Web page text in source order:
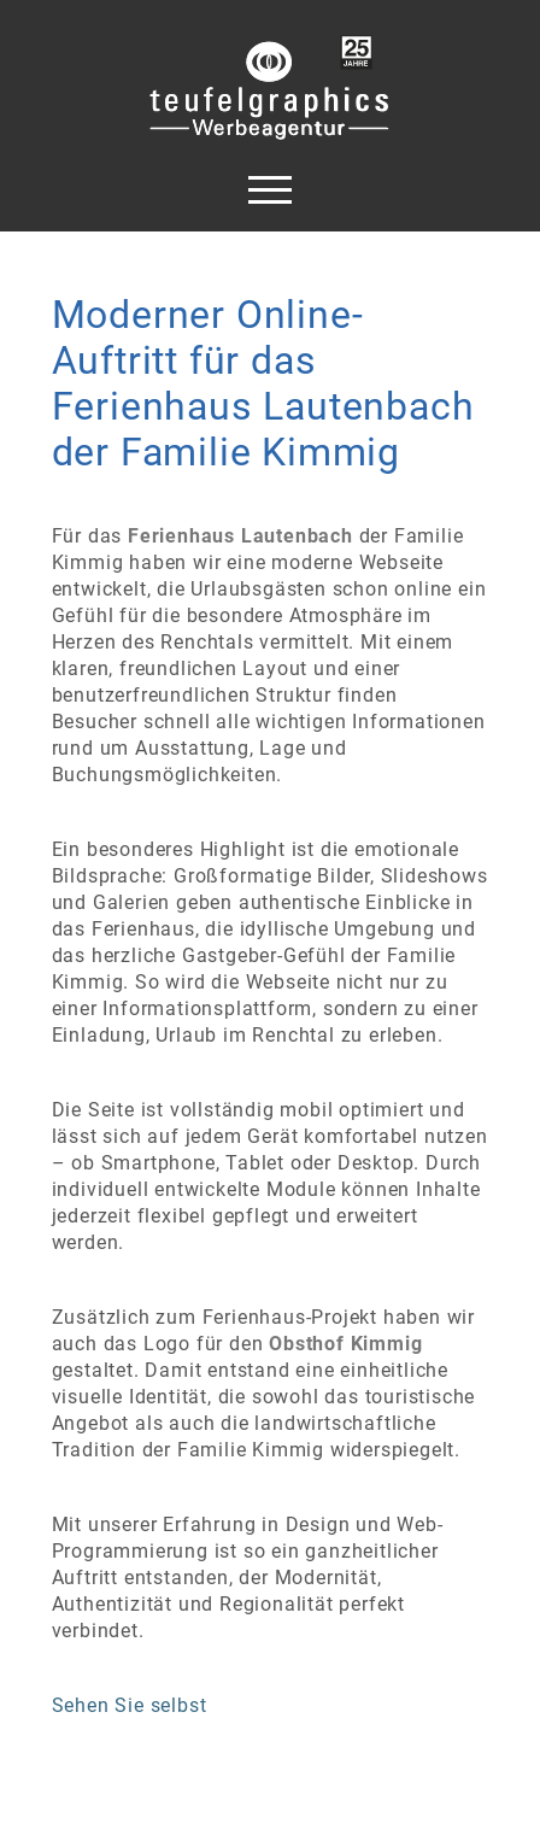
Moderner Online-
Auftritt für das
Ferienhaus Lautenbach
der Familie Kimmig
Für das Ferienhaus Lautenbach der Familie
Kimmig haben wir eine moderne Webseite
entwickelt, die Urlaubsgästen schon online ein
Gefühl für die besondere Atmosphäre im
Herzen des Renchtals vermittelt. Mit einem
klaren, freundlichen Layout und einer
benutzerfreundlichen Struktur finden
Besucher schnell alle wichtigen Informationen
rund um Ausstattung, Lage und
Buchungsmöglichkeiten.
Ein besonderes Highlight ist die emotionale
Bildsprache: Großformatige Bilder, Slideshows
und Galerien geben authentische Einblicke in
das Ferienhaus, die idyllische Umgebung und
das herzliche Gastgeber-Gefühl der Familie
Kimmig. So wird die Webseite nicht nur zu
einer Informationsplattform, sondern zu einer
Einladung, Urlaub im Renchtal zu erleben.
Die Seite ist vollständig mobil optimiert und
lässt sich auf jedem Gerät komfortabel nutzen
– ob Smartphone, Tablet oder Desktop. Durch
individuell entwickelte Module können Inhalte
jederzeit flexibel gepflegt und erweitert
werden.
Zusätzlich zum Ferienhaus-Projekt haben wir
auch das Logo für denObsthof Kimmig
gestaltet. Damit entstand eine einheitliche
visuelle Identität, die sowohl das touristische
Angebot als auch die landwirtschaftliche
Tradition der Familie Kimmig widerspiegelt.
Mit unserer Erfahrung in Design und Web-
Programmierung ist so ein ganzheitlicher
Auftritt entstanden, der Modernität,
Authentizität und Regionalität perfekt
verbindet.
Sehen Sie selbst